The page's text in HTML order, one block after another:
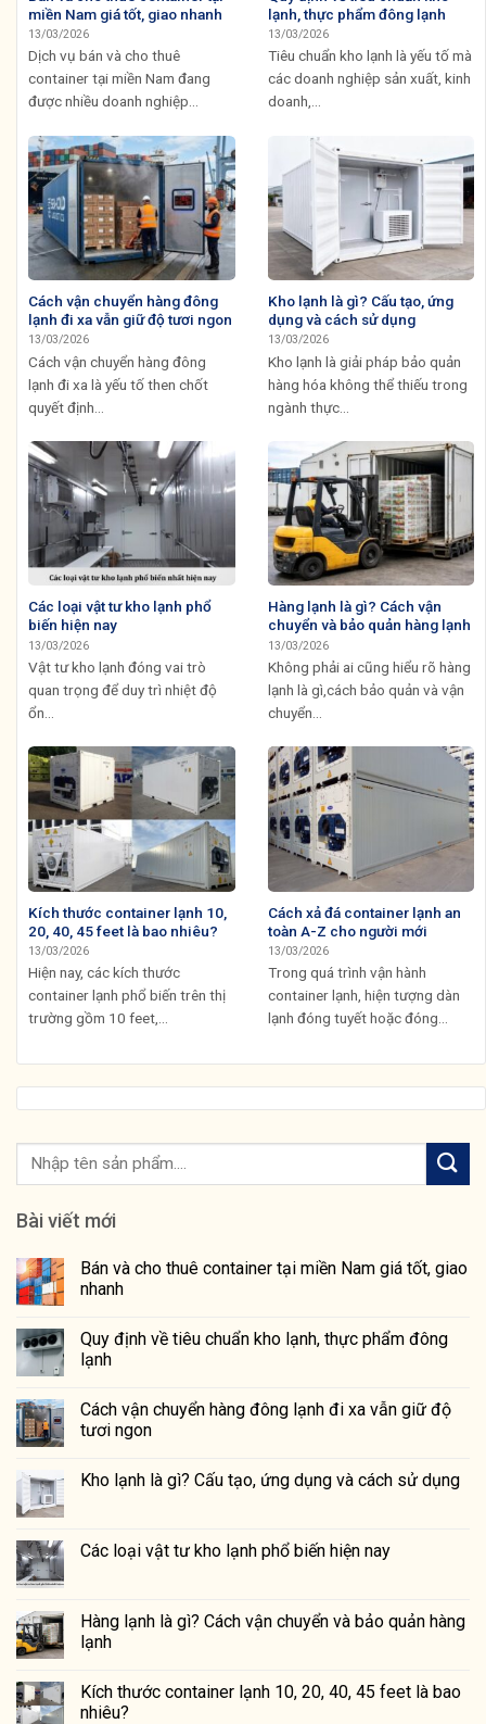
miền Nam giá tốt, giao nhanh
13/03/2026
Dịch vụ bán và cho thuê
container tại miền Nam đang
được nhiều doanh nghiệp...
lạnh, thực phẩm đông lạnh
13/03/2026
Tiêu chuẩn kho lạnh là yếu tố mà
các doanh nghiệp sản xuất, kinh
doanh,...
Cách vận chuyển hàng đông
lạnh đi xa vẫn giữ độ tươi ngon
13/03/2026
Cách vận chuyển hàng đông
lạnh đi xa là yếu tố then chốt
quyết định...
Kho lạnh là gì? Cấu tạo, ứng
dụng và cách sử dụng
13/03/2026
Kho lạnh là giải pháp bảo quản
hàng hóa không thể thiếu trong
ngành thực...
Các loại vật tư kho lạnh phổ
biến hiện nay
13/03/2026
Vật tư kho lạnh đóng vai trò
quan trọng để duy trì nhiệt độ
ổn...
Hàng lạnh là gì? Cách vận
chuyển và bảo quản hàng lạnh
13/03/2026
Không phải ai cũng hiểu rõ hàng
lạnh là gì,cách bảo quản và vận
chuyển...
Kích thước container lạnh 10,
20, 40, 45 feet là bao nhiêu?
13/03/2026
Hiện nay, các kích thước
container lạnh phổ biến trên thị
trường gồm 10 feet,...
Cách xả đá container lạnh an
toàn A-Z cho người mới
13/03/2026
Trong quá trình vận hành
container lạnh, hiện tượng dàn
lạnh đóng tuyết hoặc đóng...
Bài viết mới
Bán và cho thuê container tại miền Nam giá tốt, giao
nhanh
Quy định về tiêu chuẩn kho lạnh, thực phẩm đông
lạnh
Cách vận chuyển hàng đông lạnh đi xa vẫn giữ độ
tươi ngon
Kho lạnh là gì? Cấu tạo, ứng dụng và cách sử dụng
Các loại vật tư kho lạnh phổ biến hiện nay
Hàng lạnh là gì? Cách vận chuyển và bảo quản hàng
lạnh
Kích thước container lạnh 10, 20, 40, 45 feet là bao
nhiêu?